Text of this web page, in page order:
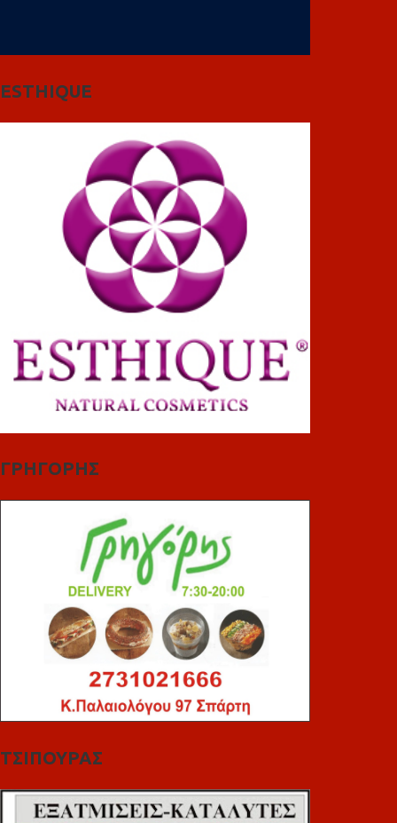
ESTHIQUE
ΓΡΗΓΟΡΗΣ
ΤΣΙΠΟΥΡΑΣ